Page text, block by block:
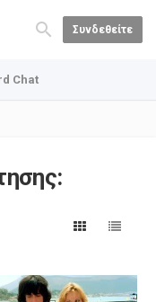
Συνδεθείτε
Chat